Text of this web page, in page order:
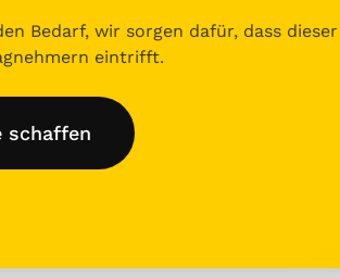
Bedarf, wir sorgen dafür, dass
eintrifft.
schaffen